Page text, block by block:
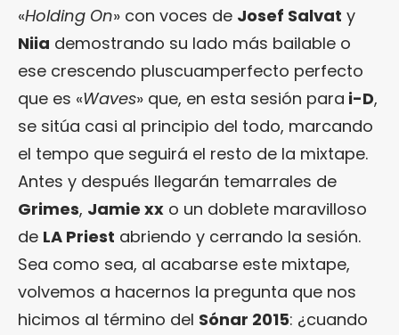
«Holding On» con voces de Josef Salvat y
Niia demostrando su lado más bailable o
ese crescendo pluscuamperfecto perfecto
que es «Waves» que, en esta sesión para i-D,
se sitúa casi al principio del todo, marcando
el tempo que seguirá el resto de la mixtape.
Antes y después llegarán temarrales de
Grimes, Jamie xx o un doblete maravilloso
de LA Priest abriendo y cerrando la sesión.
Sea como sea, al acabarse este mixtape,
volvemos a hacernos la pregunta que nos
hicimos al término del Sónar 2015: ¿cuando